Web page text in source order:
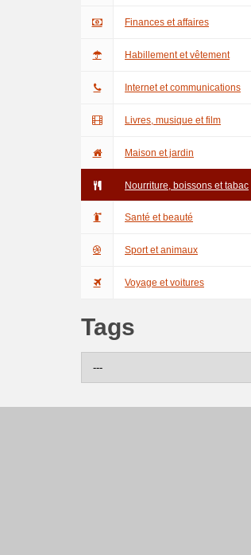
Finances et affaires
Habillement et vêtement
Internet et communications
Livres, musique et film
Maison et jardin
Nourriture, boissons et tabac
Santé et beauté
Sport et animaux
Voyage et voitures
Tags